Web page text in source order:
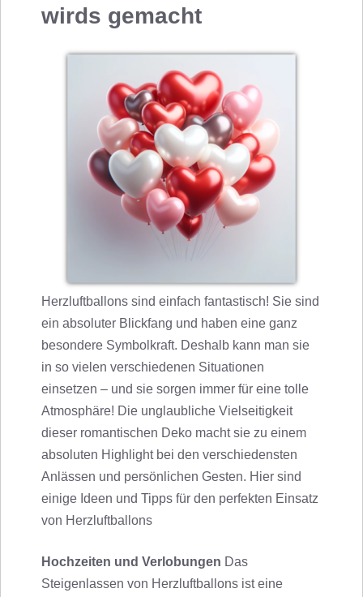
wirds gemacht
Herzluftballons sind einfach fantastisch! Sie sind
ein absoluter Blickfang und haben eine ganz
besondere Symbolkraft. Deshalb kann man sie
in so vielen verschiedenen Situationen
einsetzen – und sie sorgen immer für eine tolle
Atmosphäre! Die unglaubliche Vielseitigkeit
dieser romantischen Deko macht sie zu einem
absoluten Highlight bei den verschiedensten
Anlässen und persönlichen Gesten. Hier sind
einige Ideen und Tipps für den perfekten Einsatz
von Herzluftballons
Hochzeiten und Verlobungen Das
Steigenlassen von Herzluftballons ist eine